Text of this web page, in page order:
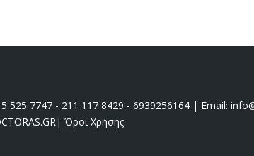
7747 - 211 117 8429 - 6939256164 | Email:
| Όροι Χρήσης